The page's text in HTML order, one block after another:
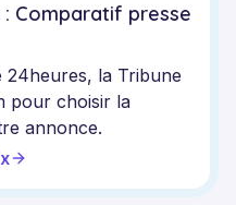
Comparatif presse
24heures, la Tribune
pour choisir la
annonce.